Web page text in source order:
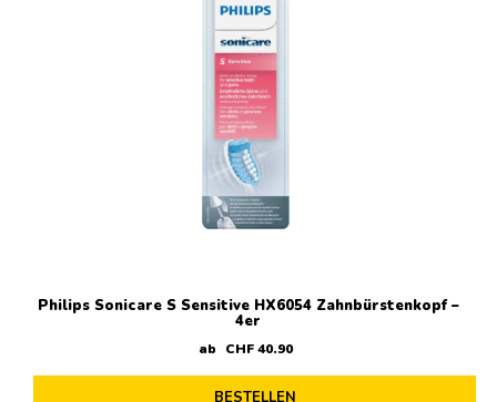
Philips Sonicare S Sensitive HX6054 Zahnbürstenkopf –
4er
ab CHF40.90
BESTELLEN